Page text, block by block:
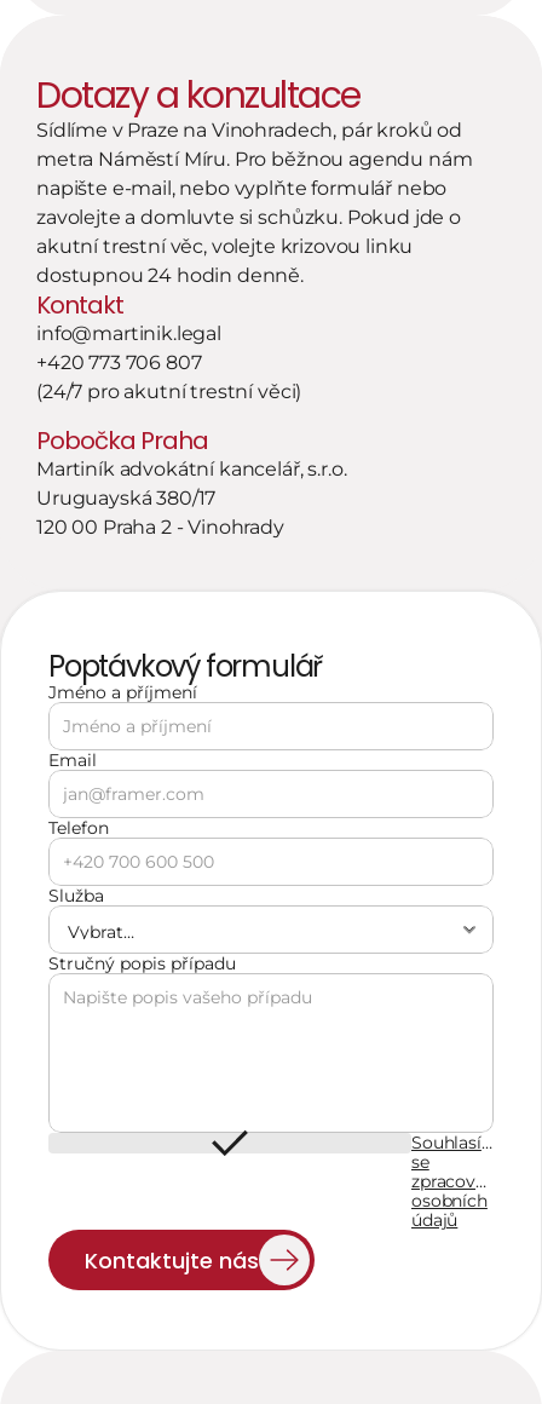
Dotazy a konzultace
Sídlíme v Praze na Vinohradech, pár kroků od
metra Náměstí Míru. Pro běžnou agendu nám
napište e-mail, nebo vyplňte formulář nebo
zavolejte a domluvte si schůzku. Pokud jde o
akutní trestní věc, volejte krizovou linku
dostupnou 24 hodin denně.
Kontakt
info@martinik.legal
+420 773 706 807
(24/7 pro akutní trestní věci)
Pobočka Praha
Martiník advokátní kancelář, s.r.o.
Uruguayská 380/17
120 00 Praha 2 - Vinohrady
Poptávkový formulář
Jméno a příjmení
Email
Telefon
Služba
Stručný popis případu
Souhlasím
se
zpracováním
osobních
údajů
Kontaktujte nás